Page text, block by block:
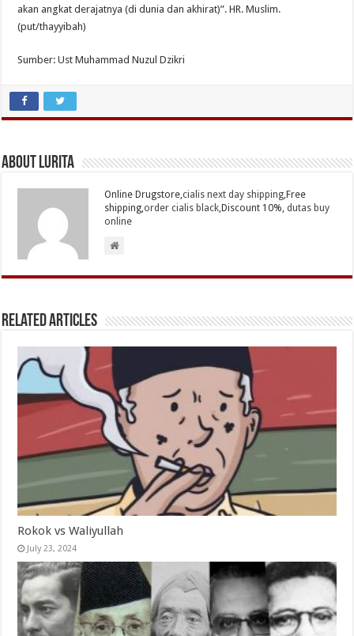
akan angkat derajatnya (di dunia dan akhirat)”. HR. Muslim.
(put/thayyibah)
Sumber: Ust Muhammad Nuzul Dzikri
About Lurita
Online Drugstore,cialis next day shipping ,Free
shipping, order cialis black ,Discount 10%,dutas buy
online
Related Articles
Rokok vs Waliyullah
July 23, 2024